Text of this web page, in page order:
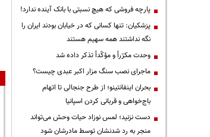
پارچه فروشی که هیچ نسبتی با بانک آینده ندارد!
پزشکیان: تنها کسانی که در خیابان بودند ایران را
نگه نداشتند همه سهیم هستند
وحدت مکرّراً و مؤکّداً تذکر داده شد
ماجرای نصب سنگ مزار اکبر عبدی چیست؟
بحران اینفانتینو؛ از طرح جنجالی تا اتهام
باج‌خواهی و قربانی کردن اسپانیا
دست نزنید؛ لمس نوزاد حیات وحش می‌تواند
منجر به رد شدنشان توسط مادرشان شود